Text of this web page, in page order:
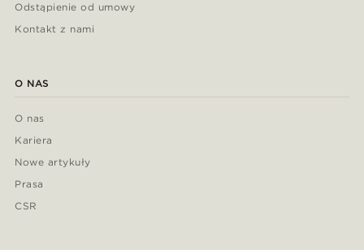
Odstąpienie od umowy
Kontakt z nami
O NAS
O nas
Kariera
Nowe artykuły
Prasa
CSR